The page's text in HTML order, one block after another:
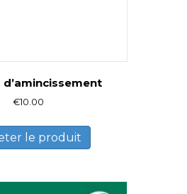
d’amincissement
€10.00
le produit